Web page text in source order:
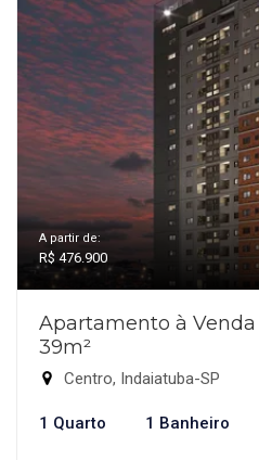
A partir de:
R$ 476.900
Apartamento à Venda
39m²
Centro, Indaiatuba-SP
1 Quarto 1 Banheiro